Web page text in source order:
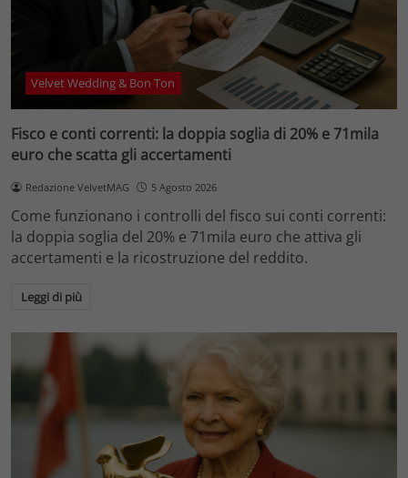
Velvet Wedding & Bon Ton
Fisco e conti correnti: la doppia soglia di 20% e 71mila
euro che scatta gli accertamenti
Redazione VelvetMAG 5 Agosto 2026
Come funzionano i controlli del fisco sui conti correnti:
la doppia soglia del 20% e 71mila euro che attiva gli
accertamenti e la ricostruzione del reddito.
Leggi di più